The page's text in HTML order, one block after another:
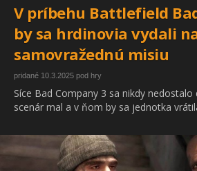
V príbehu Battlefield
by sa hrdinovia vydali
samovražednú misiu
pridané 10.3.2025 pod hry
Síce Bad Company 3 sa nikdy
scenár mal a v ňom by sa jednotka